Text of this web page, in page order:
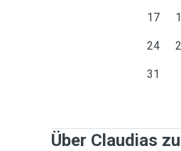
17
24
31
Über Claudias